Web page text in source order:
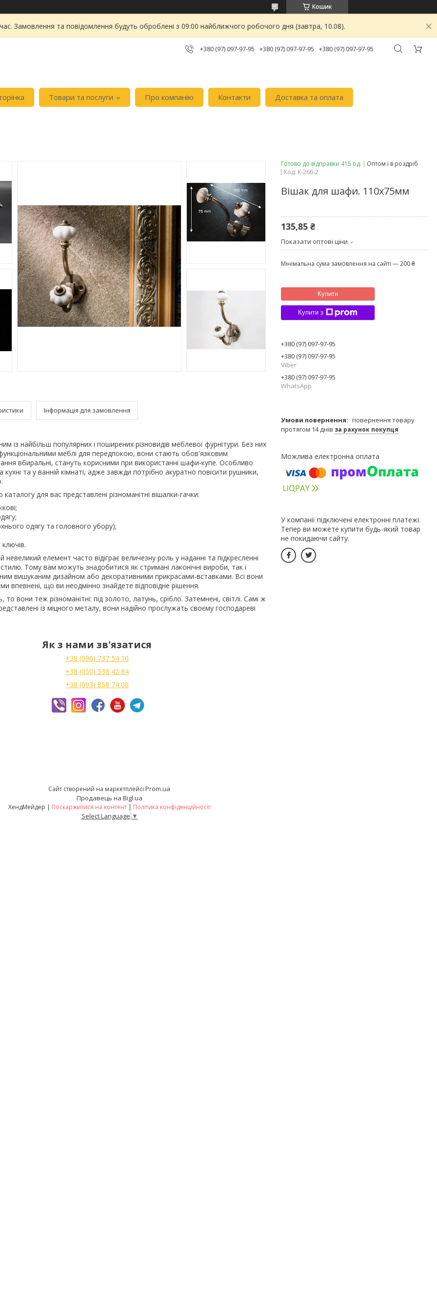
Кошик
Замовлення та повідомлення будуть оброблені з 09:00 найближчого робочого дня (завтра, 10.08).
+380 (97) 097-97-95 +380 (97) 097-97-95 +380 (97) 097-97-95
Товари та послуги Про компанію Контакти Доставка та оплата
Інформація для замовлення
із найбільш популярних і поширених різновидів меблевої фурнітури. Без них
меблі для передпокою, вони стають обов'язковим
вбиральні, стануть корисними при використанні шафи-купе. Особливо
кухні та у ванній кімнаті, адже завжди потрібно акуратно повісити рушники,
каталогу для вас представлені різноманітні вішалки-гачки:
одягу та головного убору);
елемент часто відіграє величезну роль у наданні та підкресленні
Тому вам можуть знадобитися як стримані лаконічні вироби, так і
вишуканим дизайном або декоративними прикрасами-вставками. Всі вони
впевнені, що ви неодмінно знайдете відповідне рішення.
вони теж різноманітні: під золото, латунь, срібло. Затемнені, світлі. Самі ж
із міцного металу, вони надійно прослужать своєму господареві
Як з нами зв'язатися
+38 (096) 737 54 10
+38 (050) 538 42 84
+38 (093) 858 74 08
Готово до відправки 415 од.
Оптом і в роздріб
Код: K-266-2
Вішак для шафи. 110х75мм
135,85 ₴
Показати оптові ціни
Мінімальна сума замовлення на сайті — 200 ₴
Купити
Купити з
+380 (97) 097-97-95
+380 (97) 097-97-95
Viber
+380 (97) 097-97-95
WhatsApp
повернення товару
протягом 14 днів за рахунок покупця
У компанії підключені електронні платежі.
Тепер ви можете купити будь-який товар
не покидаючи сайту.
Сайт створений на маркетплейсі Prom.ua
Продавець на Bigl.ua
ХендМейдер | Поскаржитися на контент | Політика конфіденційності
Select Language ▼